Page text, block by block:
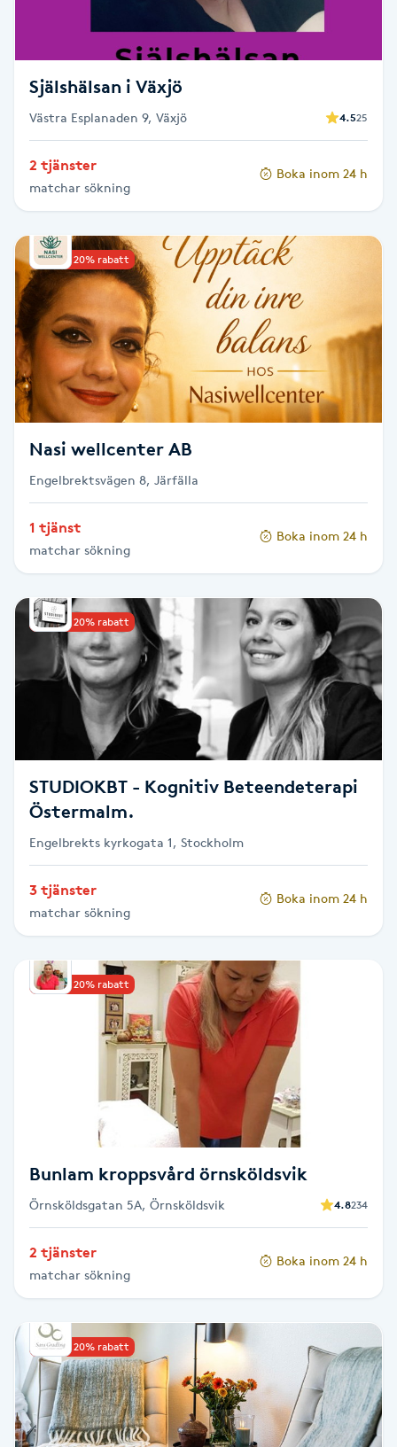
Manikyr & Pedikyr
Massage
Medial vägledning
Medicinsk massage
Meditation
Medium
Megavolymfransar
MicroPen
Microshading
Mixfransar
N
Nagelförlängning
Nagelförlängning akryl
Nagelförlängning glasfiber
Nagelförlängning silke
Nagelförstärkning
Nagelklippning
Nagelvård
Naglar borttagning
Naglar reparation
Naprapati
Navelpiercing
NBE-massage
Själshälsan i Växjö
Västra Esplanaden 9, Växjö 4.525
2 tjänster
matchar sökning
Boka inom 24 h
Upp till 20% rabatt
Nasi wellcenter AB
Engelbrektsvägen 8, Järfälla
1 tjänst
matchar sökning
Boka inom 24 h
Upp till 20% rabatt
STUDIOKBT - Kognitiv Beteendeterapi
Östermalm.
Engelbrekts kyrkogata 1, Stockholm
3 tjänster
matchar sökning
Boka inom 24 h
Upp till 20% rabatt
Bunlam kroppsvård örnsköldsvik
Örnsköldsgatan 5A, Örnsköldsvik 4.8234
2 tjänster
matchar sökning
Boka inom 24 h
Upp till 20% rabatt